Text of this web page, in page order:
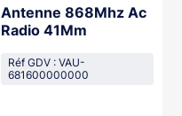
Antenne 868Mhz Ac
Radio 41Mm
Réf GDV : VAU-
681600000000